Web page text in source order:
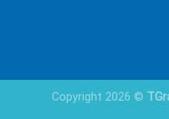
Copyright 2026 ©